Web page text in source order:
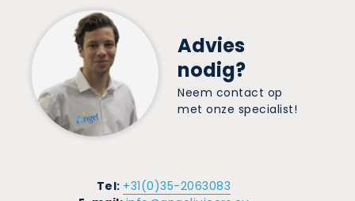
Advies
nodig?
Neem contact op
met onze specialist!
Tel: +31(0)35-2063083